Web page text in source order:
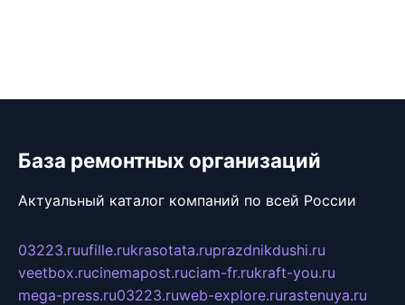
База ремонтных организаций
Актуальный каталог компаний по всей России
03223.ruufille.rukrasotata.ruprazdnikdushi.ru
veetbox.rucinemapost.ruciam-fr.rukraft-you.ru
mega-press.ru03223.ruweb-explore.rurastenuya.ru